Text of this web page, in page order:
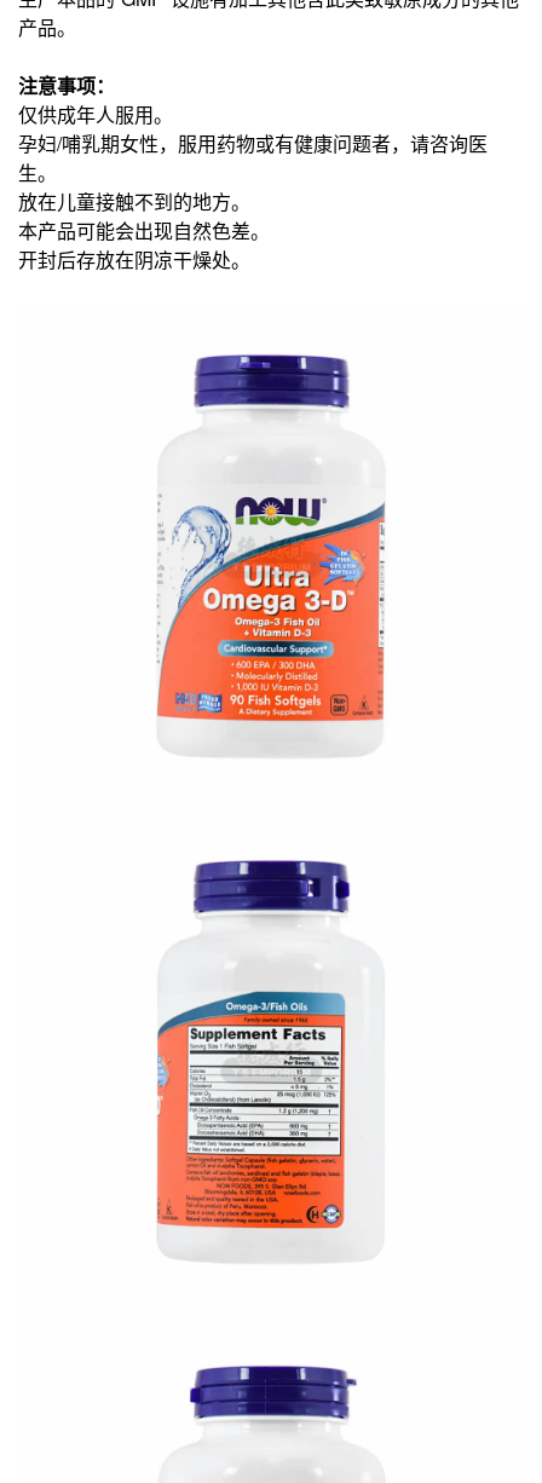
产品。
注意事项：
仅供成年人服用。
孕妇/哺乳期女性，服用药物或有健康问题者，请咨询医
生。
放在儿童接触不到的地方。
本产品可能会出现自然色差。
开封后存放在阴凉干燥处。